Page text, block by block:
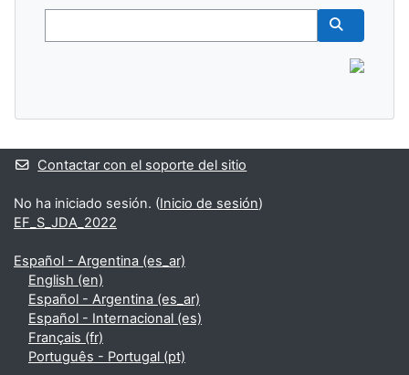
Buscar
Contactar con el soporte del sitio
No ha iniciado sesión. (Inicio de sesión)
EF_S_JDA_2022
Español - Argentina ‎(es_ar)‎
English ‎(en)‎
Español - Argentina ‎(es_ar)‎
Español - Internacional ‎(es)‎
Français ‎(fr)‎
Português - Portugal ‎(pt)‎